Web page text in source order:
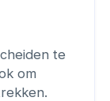
te
om